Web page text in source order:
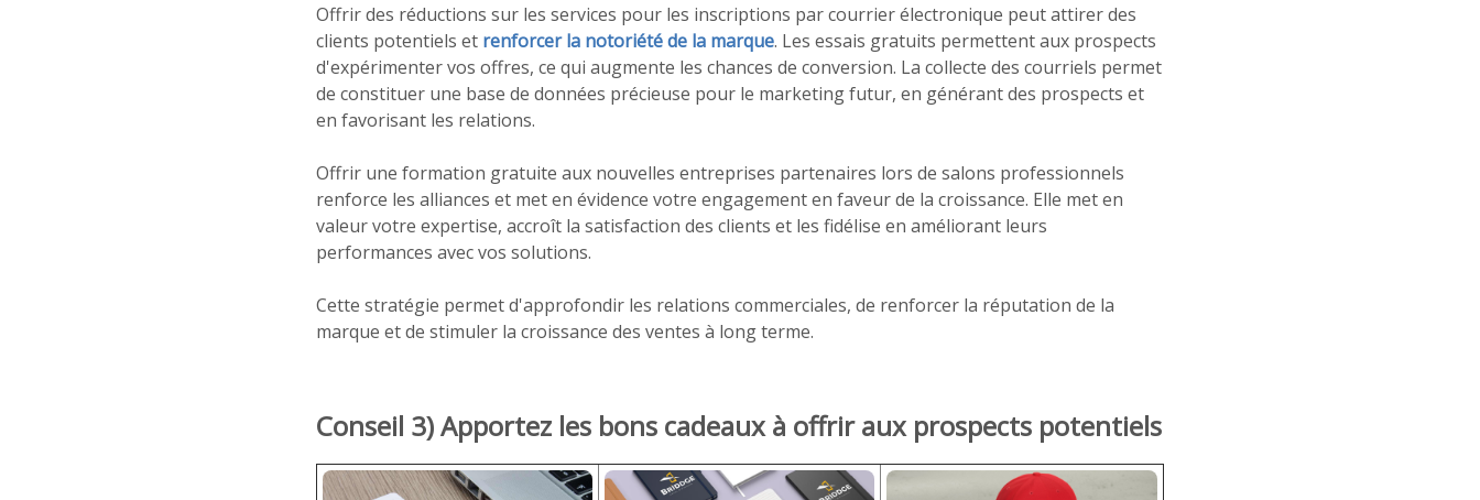
Offrir des réductions sur les services pour les inscriptions par courrier électronique peut attirer des
clients potentiels et renforcer la notoriété de la marque. Les essais gratuits permettent aux prospects
d'expérimenter vos offres, ce qui augmente les chances de conversion. La collecte des courriels permet
de constituer une base de données précieuse pour le marketing futur, en générant des prospects et
en favorisant les relations.
Offrir une formation gratuite aux nouvelles entreprises partenaires lors de salons professionnels
renforce les alliances et met en évidence votre engagement en faveur de la croissance. Elle met en
valeur votre expertise, accroît la satisfaction des clients et les fidélise en améliorant leurs
performances avec vos solutions.
Cette stratégie permet d'approfondir les relations commerciales, de renforcer la réputation de la
marque et de stimuler la croissance des ventes à long terme.
Conseil 3) Apportez les bons cadeaux à offrir aux prospects potentiels